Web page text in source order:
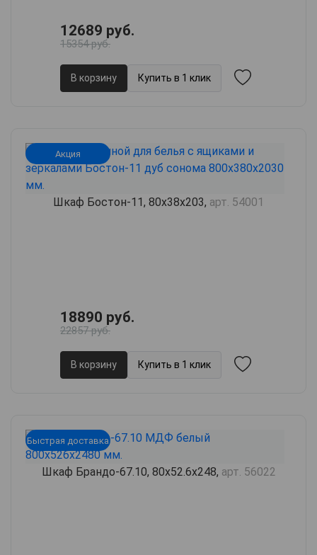
12689 руб.
15354 руб.
В корзину Купить в 1 клик
Акция
Шкаф Бостон-11, 80х38х203, арт. 54001
18890 руб.
22857 руб.
В корзину Купить в 1 клик
Быстрая доставка
Шкаф Брандо-67.10, 80х52.6х248, арт. 56022